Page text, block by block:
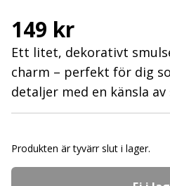
149 kr
Ett litet, dekorativt
charm – perfekt för dig
detaljer med en känsla
Produkten är tyvärr slut i lager.